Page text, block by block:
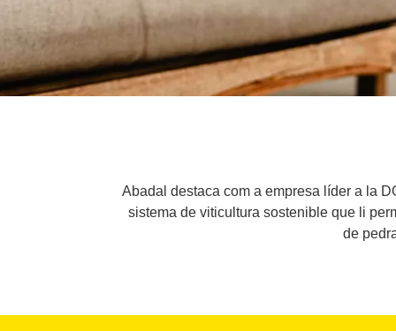
Abadal destaca com a empresa líder a la
sistema de viticultura sostenible que li
de